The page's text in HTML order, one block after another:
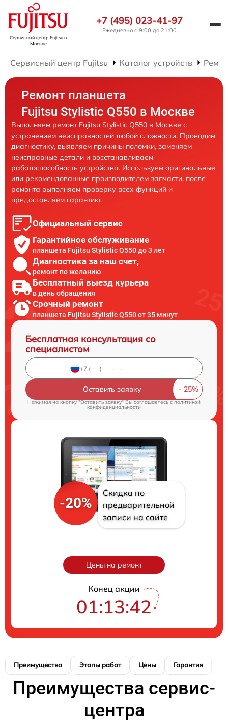
Сервисный центр Fujitsuв
Москве
+7 (495) 023-41-97
Ежедневно с 9:00 до 21:00
Сервисный центр Fujitsu Каталог устройств
Ремонт планшета
Fujitsu Stylistic Q550 в Москве
Выполняем ремонт Fujitsu Stylistic Q550 в Москве с
устранением неисправностей любой сложности. Проводим
диагностику, выявляем причины поломки, заменяем
неисправные детали и восстанавливаем
работоспособность устройства. Используем оригинальные
или рекомендованные производителем запчасти, после
ремонта выполняем проверку всех функций и
предоставляем гарантию.
Официальный сервис
Гарантийное обслуживание
планшета Fujitsu Stylistic Q550 до 3 лет
Диагностика за наш счет,
ремонт по желанию
Бесплатный выезд курьера
в день обращения
Срочный ремонт
планшета Fujitsu Stylistic Q550 от 35 минут
Бесплатная консультация со
специалистом
Оставить заявку
Нажимая на кнопку "Оставить заявку" Вы соглашаетесь cполитикой
конфиденциальности
-20%
Скидка по
предварительной
записи на сайте
Цены на ремонт
Конец акции
01:13:41
Преимущества Этапы работ Цены Гарантия
Преимущества сервис-
центра